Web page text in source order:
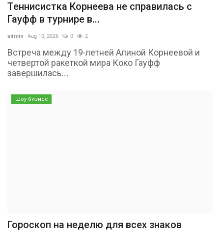
Теннисистка Корнеева не справилась с
Гауфф в турнире в...
admin Aug 10, 2026 0 2
Встреча между 19-летней Алиной Корнеевой и
четвертой ракеткой мира Коко Гауфф
завершилась...
Шоу-бизнес
Гороскоп на неделю для всех знаков